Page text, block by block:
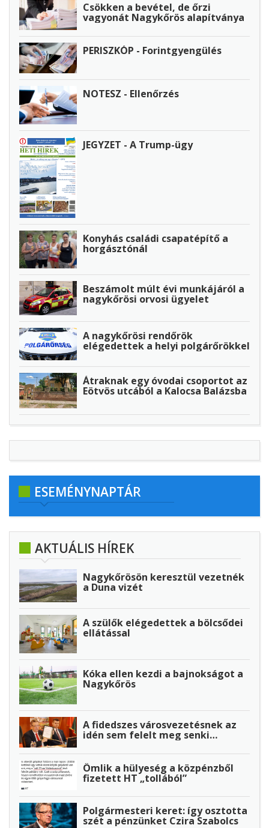
Csökken a bevétel, de őrzi
vagyonát Nagykőrös alapítványa
PERISZKÓP - Forintgyengülés
NOTESZ - Ellenőrzés
JEGYZET - A Trump-ügy
Konyhás családi csapatépítő a
horgásztónál
Beszámolt múlt évi munkájáról a
nagykőrösi orvosi ügyelet
A nagykőrösi rendőrök
elégedettek a helyi polgárőrökkel
Átraknak egy óvodai csoportot az
Eötvös utcából a Kalocsa Balázsba
ESEMÉNYNAPTÁR
AKTUÁLIS HÍREK
Nagykőrösön keresztül vezetnék
a Duna vizét
A szülők elégedettek a bölcsődei
ellátással
Kóka ellen kezdi a bajnokságot a
Nagykőrös
A fidedszes városvezetésnek az
idén sem felelt meg senki…
Ömlik a hülyeség a közpénzből
fizetett HT „tollából”
Polgármesteri keret: így osztotta
szét a pénzünket Czira Szabolcs